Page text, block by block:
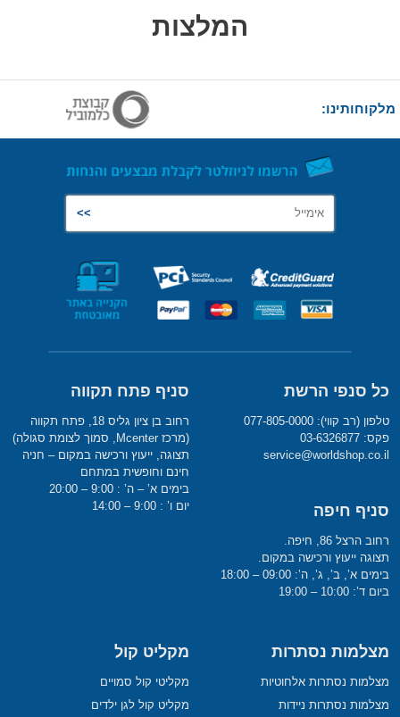
המלצות
מלקוחותינו:
כל סנפי הרשת
טלפון (רב קווי): 077-805-0000
פקס: 03-6326877
service@worldshop.co.il
סניף חיפה
רחוב הרצל 86, חיפה.
תצוגה ייעוץ ורכישה במקום.
בימים א’, ב’, ג’, ה’: 09:00 – 18:00
ביום ד’: 10:00 – 19:00
סניף פתח תקווה
רחוב בן ציון גליס 18, פתח תקווה
(מרכז Mcenter, סמוך לצומת סגולה)
תצוגה, ייעוץ ורכישה במקום – חניה
חינם וחופשית במתחם
בימים א’ – ה’ : 9:00 – 20:00
יום ו’ : 9:00 – 14:00
מצלמות נסתרות
מצלמות נסתרות אלחוטיות
מצלמות נסתרות ניידות
מקליט קול
מקליטי קול סמויים
מקליט קול לגן ילדים